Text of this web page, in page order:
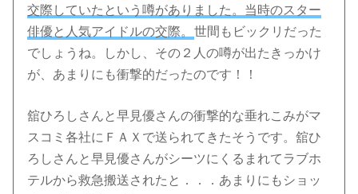
交際していたという噂がありました。当時のスター
俳優と人気アイドルの交際。 世間もビックリだった
でしょうね。しかし、その２人の噂が出たきっかけ
が、あまりにも衝撃的だったのです！！
舘ひろしさんと早見優さんの衝撃的な垂れこみがマ
スコミ各社にＦＡＸで送られてきたそうです。舘ひ
ろしさんと早見優さんがシーツにくるまれてラブホ
テルから救急搬送されたと．．．あまりにもショッ